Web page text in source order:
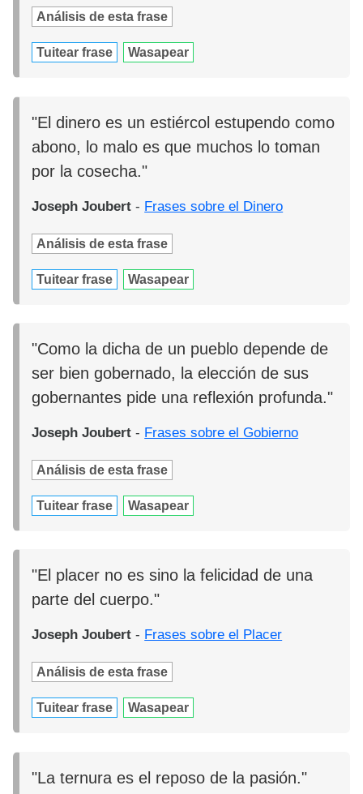
Análisis de esta frase
Tuitear frase Wasapear
"El dinero es un estiércol estupendo como
abono, lo malo es que muchos lo toman
por la cosecha."
Joseph Joubert - Frases sobre el Dinero
Análisis de esta frase
Tuitear frase Wasapear
"Como la dicha de un pueblo depende de
ser bien gobernado, la elección de sus
gobernantes pide una reflexión profunda."
Joseph Joubert - Frases sobre el Gobierno
Análisis de esta frase
Tuitear frase Wasapear
"El placer no es sino la felicidad de una
parte del cuerpo."
Joseph Joubert - Frases sobre el Placer
Análisis de esta frase
Tuitear frase Wasapear
"La ternura es el reposo de la pasión."